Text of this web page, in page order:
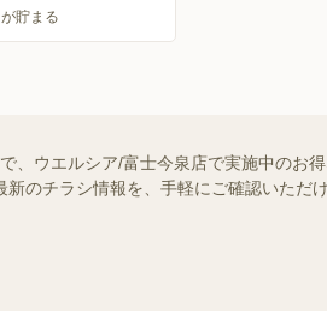
貯まる
、ウエルシア/富士今泉店で実施中のお
のチラシ情報を、手軽にご確認いただ